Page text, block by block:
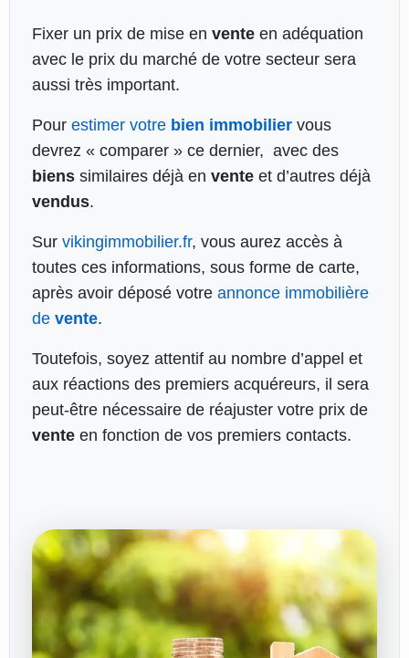
Fixer un prix de mise en venteen adéquation
avec le prix du marché de votre secteur sera
aussi très important.
Pour estimer votre bien immobiliervous
devrez « comparer » ce dernier, avec des
bienssimilaires déjà en venteet d’autres déjà
vendus.
Sur vikingimmobilier.fr, vous aurez accès à
toutes ces informations, sous forme de carte,
après avoir déposé votre annonce immobilière
de vente.
Toutefois, soyez attentif au nombre d’appel et
aux réactions des premiers acquéreurs, il sera
peut-être nécessaire de réajuster votre prix de
venteen fonction de vos premiers contacts.